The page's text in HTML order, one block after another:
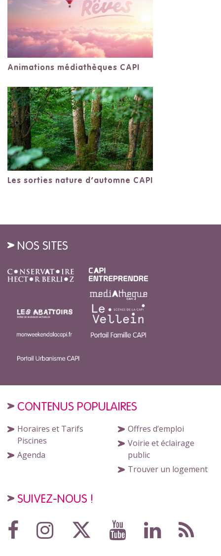
Animations médiathèques CAPI
Les sorties nature d’automne CAPI
NOS SITES
CONTENUS POPULAIRES
Horaires et Tarifs
Piscines
Agenda
Offres d’emploi
Voirie et éclairage
public
Trouver un logement
SUIVEZ-NOUS !